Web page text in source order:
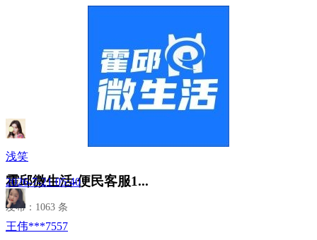
霍邱微生活-便民客服1...
发布：1063 条
浅笑
2026-7-21 05:40
王伟***7557